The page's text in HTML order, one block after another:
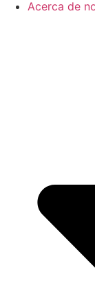
Acerca de